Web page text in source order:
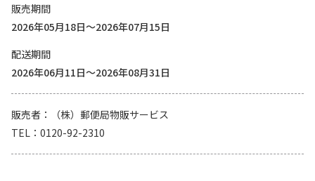
販売期間
2026年05月18日～2026年07月15日
配送期間
2026年06月11日～2026年08月31日
販売者
（株）郵便局物販サービス
TEL
0120-92-2310